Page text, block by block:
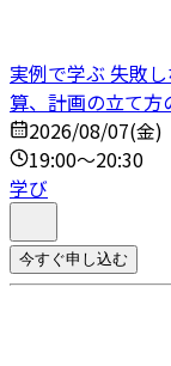
実例で学ぶ 失敗
算、計画の立て方
2026/08/07(金)
19:00～20:30
学び
今すぐ申し込む